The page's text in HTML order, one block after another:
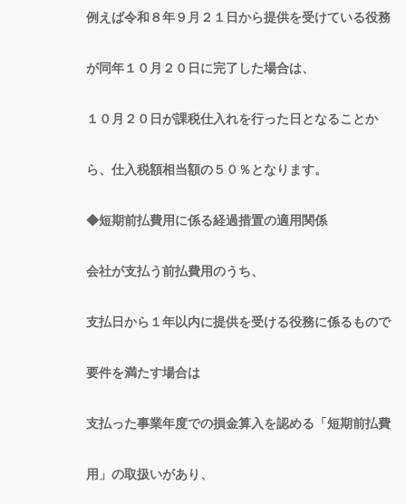
例えば令和８年９月２１日から提供を受けている役務
が同年１０月２０日に完了した場合は、
１０月２０日が課税仕入れを行った日となることか
ら、仕入税額相当額の５０％となります。
◆短期前払費用に係る経過措置の適用関係
会社が支払う前払費用のうち、
支払日から１年以内に提供を受ける役務に係るもので
要件を満たす場合は
支払った事業年度での損金算入を認める「短期前払費
用」の取扱いがあり、